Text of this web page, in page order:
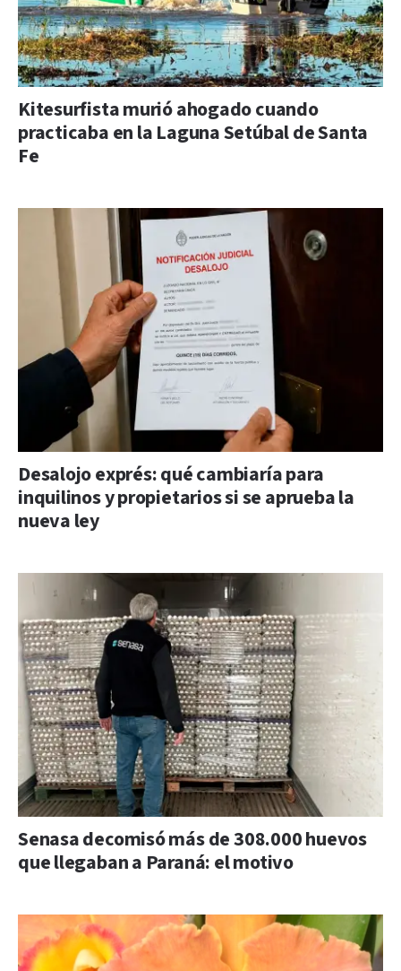
Kitesurfista murió ahogado cuando
practicaba en la Laguna Setúbal de Santa
Fe
Desalojo exprés: qué cambiaría para
inquilinos y propietarios si se aprueba la
nueva ley
Senasa decomisó más de 308.000 huevos
que llegaban a Paraná: el motivo